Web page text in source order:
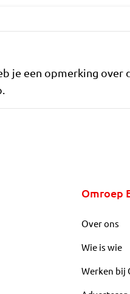
je een opmerking over
Omroep
Over ons
Wie is wie
Werken bij